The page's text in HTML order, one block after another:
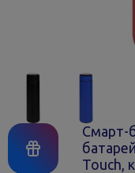
Смарт-
Touch,